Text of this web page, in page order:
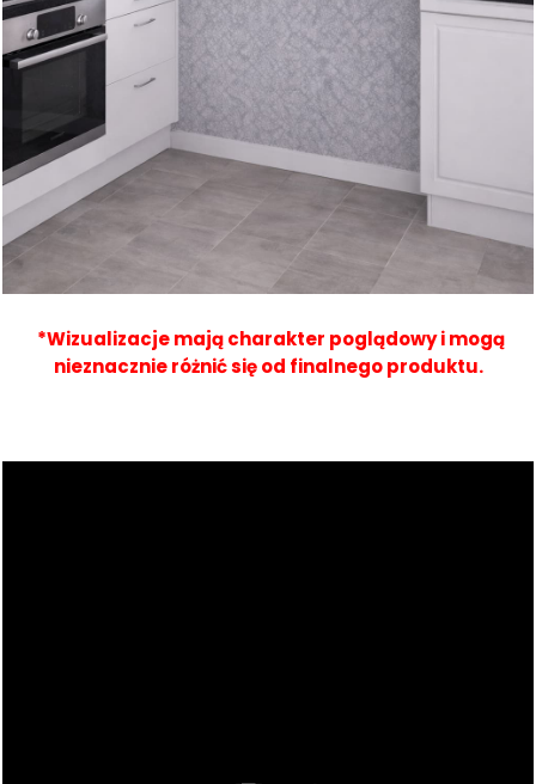
*Wizualizacje mają charakter poglądowy i mogą
nieznacznie różnić się od finalnego produktu.